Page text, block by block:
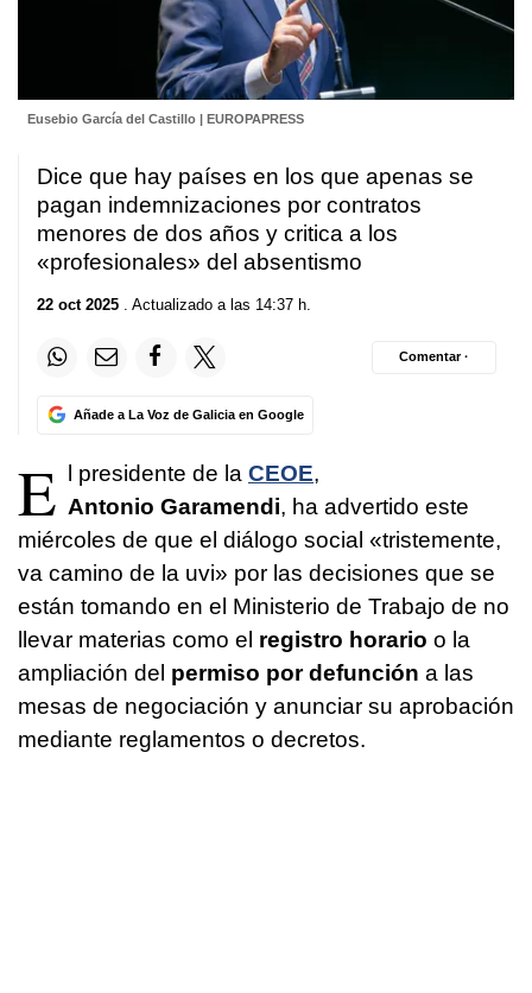
Eusebio García del Castillo | EUROPAPRESS
Dice que hay países en los que apenas se
pagan indemnizaciones por contratos
menores de dos años y critica a los
«profesionales» del absentismo
22 oct 2025 . Actualizado a las 14:37 h.
Añade a La Voz de Galicia en Google
Comentar ·
E l presidente de la CEOE,
Antonio Garamendi, ha advertido este
miércoles de que el diálogo social «tristemente,
va camino de la uvi» por las decisiones que se
están tomando en el Ministerio de Trabajo de no
llevar materias como el registro horario o la
ampliación del permiso por defunción a las
mesas de negociación y anunciar su aprobación
mediante reglamentos o decretos.